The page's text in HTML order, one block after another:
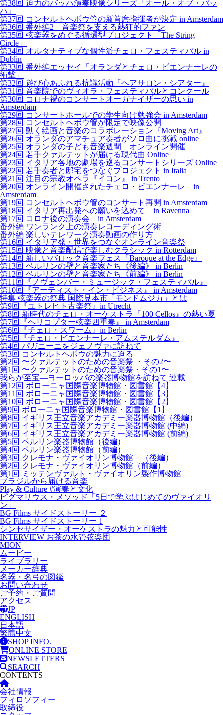
第38回 迫力のバッハ演奏映像シリーズ『オール・オブ・バッ
ハ』
第37回 コンセルトヘボウ管の新首席指揮者が決定 in Amsterdam
第36回 番外編2 音楽祭を支える熱狂的ファン
第35回 弦楽器をめぐる循環型プロジェクト「The String
Circle」
第34回 オルタナティブな個性派チェロ・フェスティバル in
Dublin
第33回 番外編エッセイ「オランダとチェロ・ビエンナーレの
衝撃」
第32回 遊び心あふれる抗議活動『ヘアサロン・シアター』
第31回 音楽院でのヴィオラ・フェスティバルとコンクール
第30回 コロナ禍のコンサートオーガナイザーの思い in
Amsterdam
第29回 コンサートホールでの学生向け勉強会 in Amsterdam
第28回 コンセルトヘボウ管が限定で映像公開
第27回 動く絵画と音楽のコラボレーション『Moving Art』
第26回 オランダのアマチュア奏者がソロ曲に挑戦 online
第25回 オランダの子ども音楽週間 オンライン開催
第24回 若手クァルテットが届ける現代曲 Online
第23回 イタリア各地の劇場を巡るコンサートシリーズ Online
第22回 若手奏者と邸宅をつなぐプロジェクト in Italia
第21回 注目の宗教オペラ『イコン』 in Trento
第20回 オンライン開催されたチェロ・ビエンナーレ in
Amsterdam
第19回 コンセルトヘボウ管のコンサート再開 in Amsterdam
第18回 イタリア再出発への願いを込めて in Ravenna
第17回 コロナ後の演奏会 in Amsterdam
番外編 ワンランク上の演奏レコーディング術
番外編 楽しいテレワーク演奏動画の作り方
第16回 イタリア発・世界をつなぐオンライン音楽祭
第15回 映像と音楽配信で楽しむクラシック in Rotterdam
第14回 新しいバロック音楽フェス『Baroque at the Edge』
第13回 ベルリンの壁と音楽家たち《後編》 in Berlin
第12回 ベルリンの壁と音楽家たち《前編》 in Berlin
第11回『ノヴェンバー・ミュージック・フェスティバル』
第10回『アーティスト・イン・ビジネス』 in Amsterdam
特集 弦楽器の祭典 国際見本市「モンドムジカ」とは
第9回『ユトレヒト古楽祭』in Utrecht
第8回 新時代のチェロ・オーケストラ『100 Cellos』の熱い夏
第7回『ヘリコプター弦楽四重奏』 in Amsterdam
第6回『チェロ・スワーム』in Berlin
第5回『チェロ・ビエンナーレ・アムステルダム』
第4回 パガニーニをジェノヴァに訪ねて
第3回 コンセルトヘボウの魅力に迫る
第2回 〜クァルテットのための音楽祭 ・その2〜
第1回 〜クァルテットのための音楽祭・その1〜
我らが至宝―ヨーロッパの楽器博物館を訪ねて 連載
第12回 ボローニャ国際音楽博物館・図書館【4】
第11回 ボローニャ国際音楽博物館・図書館【3】
第10回 ボローニャ国際音楽博物館・図書館【2】
第9回 ボローニャ国際音楽博物館・図書館【1】
第8回 イギリス王立音楽アカデミー楽器博物館（後編）
第7回 イギリス王立音楽アカデミー楽器博物館 (中編)
第6回 イギリス王立音楽アカデミー楽器博物館 (前編)
第5回 ベルリン楽器博物館（後編）
第4回 ベルリン楽器博物館（前編）
第3回 クレモナ・ヴァイオリン博物館 （後編）
第2回 クレモナ・ヴァイオリン博物館（前編）
第1回 ミッテンヴァルト・ヴァイオリン製作博物館
ブラジルから届ける音楽
Play & Culture #演奏と文化
ピグマリウス・メソッド「5日で学ぶはじめてのヴァイオリ
ン」
BG Films サイドストーリー ２
BG Films サイドストーリー 1
シンセサイザー・オーケストラの魅力と可能性
INTERVIEW お茶の水管弦楽団
MION
ムービー
ライブラリー
メーカー辞典
名器・名弓の図鑑
お問い合わせ
ご予約・ご質問
アクセス
JP
ENGLISH
日本語
繁體中文
SHOP INFO.
ONLINE STORE
NEWSLETTERS
SEARCH
CONTENTS
会社情報
フィロソフィー
取締役